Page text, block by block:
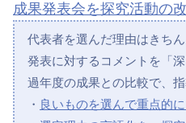
成果発表会を探究活動の
代表者を選んだ理由はきち
発表に対するコメントを「
過年度の成果との比較で、
・ 良いものを選んで重点的